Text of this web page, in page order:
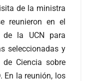
de la ministra
reunieron en el
de la UCN para
seleccionadas y
Ciencia sobre
En la reunión, los